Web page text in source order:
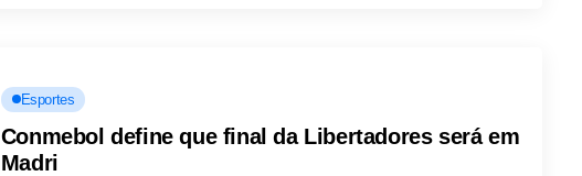
Esportes
Conmebol define que final da Libertadores será em
Madri